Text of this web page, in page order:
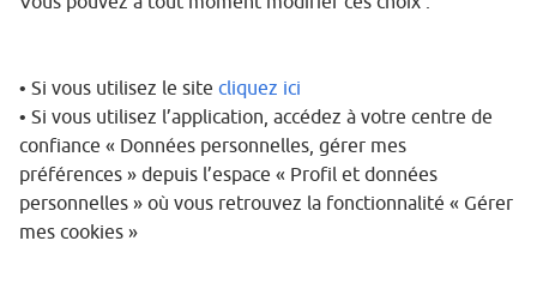
• Si vous utilisez le site cliquez ici
• Si vous utilisez l’application, accédez à votre centre de
confiance « Données personnelles, gérer mes
préférences » depuis l’espace « Profil et données
personnelles » où vous retrouvez la fonctionnalité « Gérer
mes cookies »